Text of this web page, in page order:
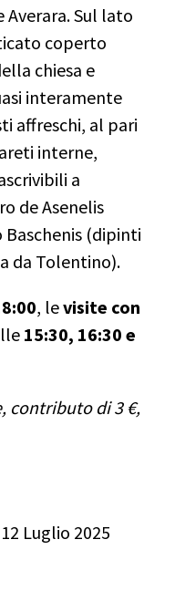
Averara. Sul lato
coperto
chiesa e
interamente
affreschi, al pari
interne,
a
de Asenelis
(dipinti
da Tolentino).
, levisite con
15:30, 16:30 e
contributo di 3 €,
Luglio 2025